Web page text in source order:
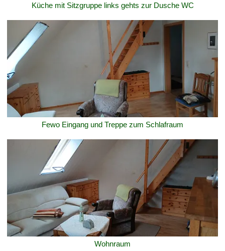
Küche mit Sitzgruppe links gehts zur Dusche WC
Fewo Eingang und Treppe zum Schlafraum
Wohnraum